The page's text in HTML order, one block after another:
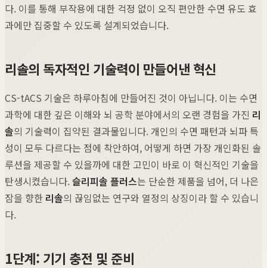
다. 이를 통해 부작용에 대한 걱정 없이 오직 편안한 수면 유도 효
과에만 집중할 수 있도록 설계되었습니다.
리솔의 독자적인 기술력이 만들어낸 혁신
CS-tACS 기술은 하루아침에 만들어진 것이 아닙니다. 이는 수면
과학에 대한 깊은 이해와 뇌 공학 분야에서의 오랜 경험을 가진 리
솔의 기술력이 집약된 결과물입니다. 개인의 수면 패턴과 뇌파 특
성이 모두 다르다는 점에 착안하여, 어떻게 하면 가장 개인화된 솔
루션을 제공할 수 있을까에 대한 고민이 바로 이 혁신적인 기술을
탄생시켰습니다.슬리피솔 플러스는 단순한 제품을 넘어, 더 나은
잠을 향한 리솔의 끊임없는 연구와 열정의 상징이라 할 수 있습니
다.
1단계: 기기 충전 및 준비